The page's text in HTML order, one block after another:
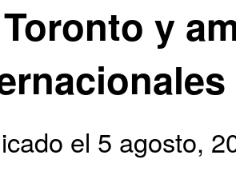
y
el 5 agosto,